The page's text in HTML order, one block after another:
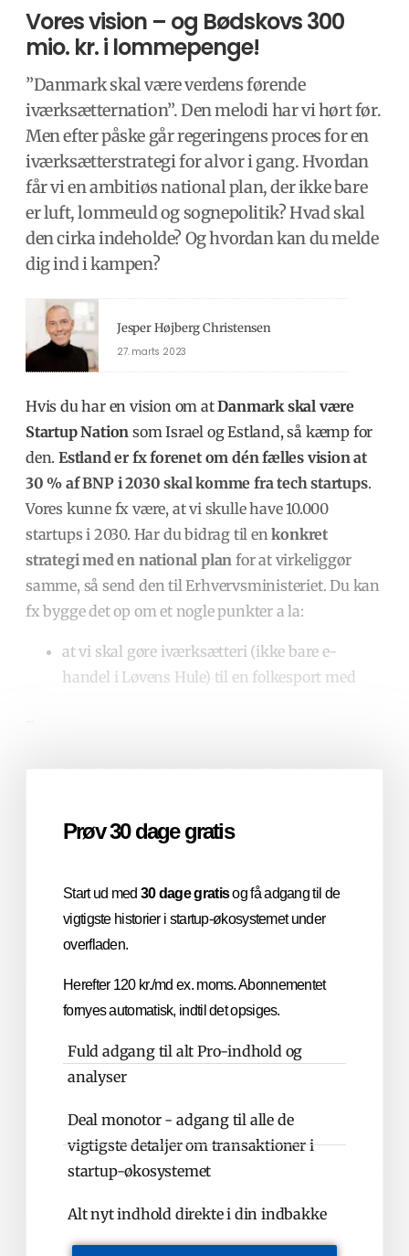
Vores vision – og Bødskovs 300
mio. kr. i lommepenge!
”Danmark skal være verdens førende
iværksætternation”. Den melodi har vi hørt før.
Men efter påske går regeringens proces for en
iværksætterstrategi for alvor i gang. Hvordan
får vi en ambitiøs national plan, der ikke bare
er luft, lommeuld og sognepolitik? Hvad skal
den cirka indeholde? Og hvordan kan du melde
dig ind i kampen?
Jesper Højberg Christensen
27. marts 2023
Hvis du har en vision om atDanmark skal være
Startup Nation som Israel og Estland, så kæmp for
den. Estland er fxforenet om dén fælles vision at
30 % af BNP i 2030 skal komme fra tech startups.
Vores kunne fx være, at vi skulle have 10.000
startups i 2030. Har du bidrag til enkonkret
strategi med en national plan for at virkeliggør
samme, så send den til Erhvervsministeriet. Du kan
fx bygge det op om et nogle punkter a la:
at vi skal gøre iværksætteri (ikke bare e-
handel i Løvens Hule) til en folkesport med
Prøv 30 dage gratis
Start ud med 30 dage gratisog få adgang til de
vigtigste historier i startup-økosystemet under
overfladen.
Herefter 120 kr./md ex. moms. Abonnementet
fornyes automatisk, indtil det opsiges.
Fuld adgang til alt Pro-indhold og
analyser
Deal monotor - adgang til alle de
vigtigste detaljer om transaktioner i
startup-økosystemet
Alt nyt indhold direkte i din indbakke